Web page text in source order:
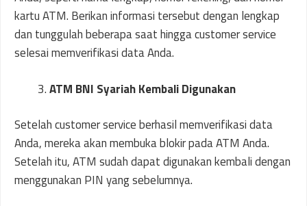
kartu ATM. Berikan informasi tersebut dengan lengkap
dan tunggulah beberapa saat hingga customer service
selesai memverifikasi data Anda.
ATM BNI Syariah Kembali Digunakan
Setelah customer service berhasil memverifikasi data
Anda, mereka akan membuka blokir pada ATM Anda.
Setelah itu, ATM sudah dapat digunakan kembali dengan
menggunakan PIN yang sebelumnya.